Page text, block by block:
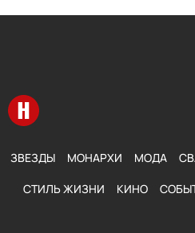
Перейти на главную
ЗВЕЗДЫ МОНАРХИ МОДА
СТИЛЬ ЖИЗНИ КИНО